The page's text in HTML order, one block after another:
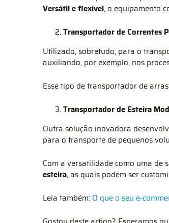
Versátil e flexível, o equipamento
Transportador de Correntes
Utilizado, sobretudo, para o
auxiliando, por exemplo, nos
Esse tipo de transportador de
Transportador de Esteira
Outra solução inovadora
para o transporte de pequenos
Com a versatilidade como uma de
esteira, as quais podem ser
Leia também: O que o seu e-